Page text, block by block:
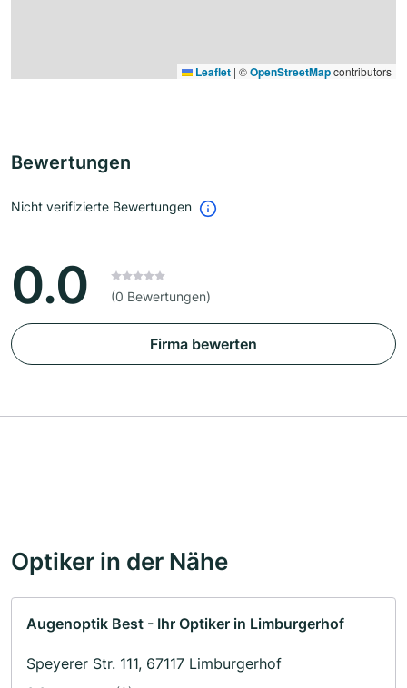
Leaflet | ©OpenStreetMapcontributors
Bewertungen
Nicht verifizierte Bewertungen
0.0 (0 Bewertungen)
Firma bewerten
Optiker in der Nähe
Augenoptik Best - Ihr Optiker in Limburgerhof
Speyerer Str. 111, 67117 Limburgerhof